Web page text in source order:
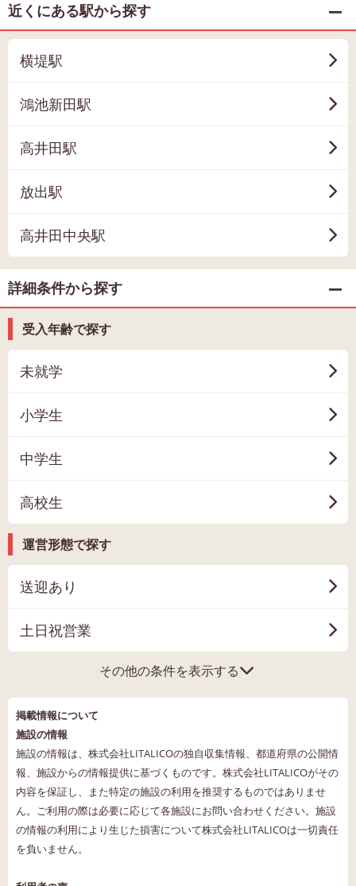
近くにある駅から探す
横堤駅
鴻池新田駅
高井田駅
放出駅
高井田中央駅
詳細条件から探す
受入年齢で探す
未就学
小学生
中学生
高校生
運営形態で探す
送迎あり
土日祝営業
その他の条件を表示する
掲載情報について
施設の情報
施設の情報は、株式会社LITALICOの独自収集情報、都道府県の公開情
報、施設からの情報提供に基づくものです。株式会社LITALICOがその
内容を保証し、また特定の施設の利用を推奨するものではありませ
ん。ご利用の際は必要に応じて各施設にお問い合わせください。施設
の情報の利用により生じた損害について株式会社LITALICOは一切責任
を負いません。